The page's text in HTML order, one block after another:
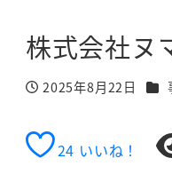
株式会社ヌ
投稿日
2025年8月22日 カ
24 いいね！